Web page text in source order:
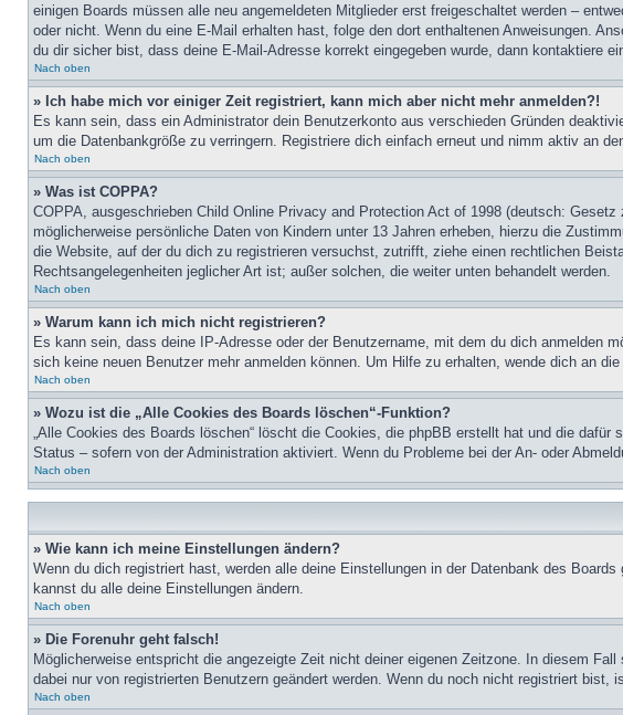
einigen Boards müssen alle neu angemeldeten Mitglieder erst freigeschaltet werden –
oder nicht. Wenn du eine E-Mail erhalten hast, folge den dort enthaltenen Anweisungen.
du dir sicher bist, dass deine E-Mail-Adresse korrekt eingegeben wurde, dann kontaktiere
Nach oben
» Ich habe mich vor einiger Zeit registriert, kann mich aber nicht mehr anmelden?!
Es kann sein, dass ein Administrator dein Benutzerkonto aus verschieden Gründen
um die Datenbankgröße zu verringern. Registriere dich einfach erneut und nimm aktiv an
Nach oben
» Was ist COPPA?
COPPA, ausgeschrieben Child Online Privacy and Protection Act of 1998 (deutsch:
möglicherweise persönliche Daten von Kindern unter 13 Jahren erheben, hierzu die
die Website, auf der du dich zu registrieren versuchst, zutrifft, ziehe einen rechtlichen
Rechtsangelegenheiten jeglicher Art ist; außer solchen, die weiter unten behandelt werden.
Nach oben
» Warum kann ich mich nicht registrieren?
Es kann sein, dass deine IP-Adresse oder der Benutzername, mit dem du dich anmelden
sich keine neuen Benutzer mehr anmelden können. Um Hilfe zu erhalten, wende dich an
Nach oben
» Wozu ist die „Alle Cookies des Boards löschen“-Funktion?
„Alle Cookies des Boards löschen“ löscht die Cookies, die phpBB erstellt hat und die
Status – sofern von der Administration aktiviert. Wenn du Probleme bei der An- oder
Nach oben
» Wie kann ich meine Einstellungen ändern?
Wenn du dich registriert hast, werden alle deine Einstellungen in der Datenbank des
kannst du alle deine Einstellungen ändern.
Nach oben
» Die Forenuhr geht falsch!
Möglicherweise entspricht die angezeigte Zeit nicht deiner eigenen Zeitzone. In diesem
dabei nur von registrierten Benutzern geändert werden. Wenn du noch nicht registriert bist,
Nach oben